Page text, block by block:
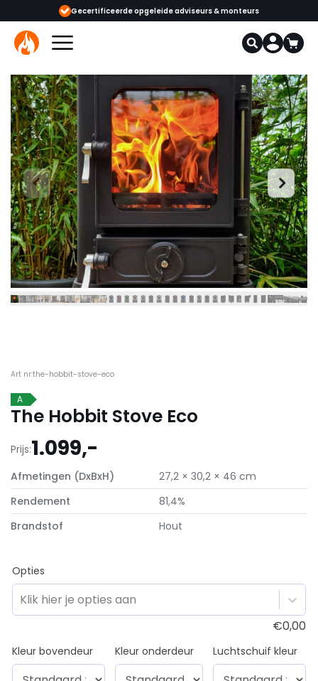
Gecertificeerde opgeleide adviseurs & monteurs
Art nr:the-hobbit-stove-eco
A
The Hobbit Stove Eco
Prijs:1.099,-
Afmetingen (DxBxH)
27,2 × 30,2 × 46 cm
Rendement
81,4%
Brandstof
Hout
Opties
Klik hier je opties aan
€0,00
Kleur bovendeur Kleur onderdeur Luchtschuif kleur